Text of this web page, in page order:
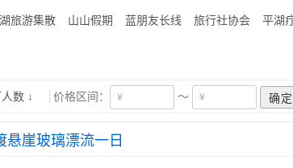
旅游集散 山山假期 蓝朋友长线 旅行社协会 平湖
数 ↓ 价格区间： ～
悬崖玻璃漂流一日